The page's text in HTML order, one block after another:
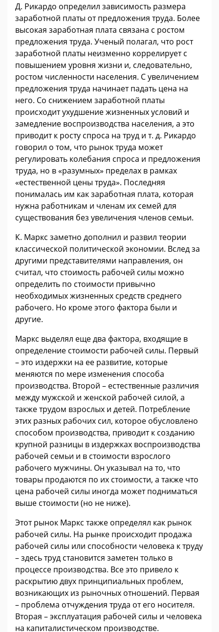
Д. Рикардо определил зависимость размера
заработной платы от предложения труда. Более
высокая заработная плата связана с ростом
предложения труда. Ученый полагал, что рост
заработной платы неизменно коррелирует с
повышением уровня жизни и, следовательно,
ростом численности населения. С увеличением
предложения труда начинает падать цена на
него. Со снижением заработной платы
происходит ухудшение жизненных условий и
замедление воспроизводства населения, а это
приводит к росту спроса на труд и т. д. Рикардо
говорил о том, что рынок труда может
регулировать колебания спроса и предложения
труда, но в «разумных» пределах в рамках
«естественной цены труда». Последняя
понималась им как заработная плата, которая
нужна работникам и членам их семей для
существования без увеличения членов семьи.
К. Маркс заметно дополнил и развил теории
классической политической экономии. Вслед за
другими представителями направления, он
считал, что стоимость рабочей силы можно
определить по стоимости привычно
необходимых жизненных средств среднего
рабочего. Но кроме этого фактора были и
другие.
Маркс выделял еще два фактора, входящие в
определение стоимости рабочей силы. Первый
– это издержки на ее развитие, которые
меняются по мере изменения способа
производства. Второй – естественные различия
между мужской и женской рабочей силой, а
также трудом взрослых и детей. Потребление
этих разных рабочих сил, которое обусловлено
способом производства, приводит к созданию
крупной разницы в издержках воспроизводства
рабочей семьи и в стоимости взрослого
рабочего мужчины. Он указывал на то, что
товары продаются по их стоимости, а также что
цена рабочей силы иногда может подниматься
выше стоимости (но не ниже).
Этот рынок Маркс также определял как рынок
рабочей силы. На рынке происходит продажа
рабочей силы или способности человека к труду
– здесь труд становится заметен только в
процессе производства. Все это привело к
раскрытию двух принципиальных проблем,
возникающих из рыночных отношений. Первая
– проблема отчуждения труда от его носителя.
Вторая – эксплуатация рабочей силы и человека
на капиталистическом производстве.